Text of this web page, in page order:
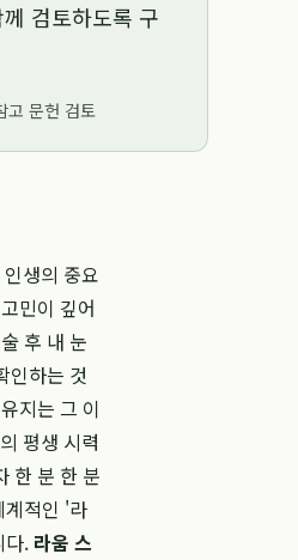
검토하도록 구
고 문헌 검토
생의 중요
민이 깊어
후 내 눈
인하는 것
지는 그 이
평생 시력
한 분 한 분
계적인 '라
다. 라움 스